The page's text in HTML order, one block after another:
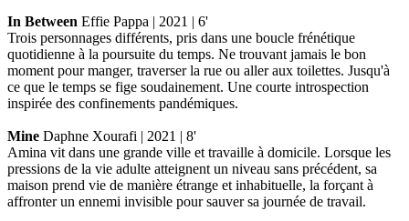
In Between Effie Pappa | 2021 | 6'
Trois personnages différents, pris dans une boucle frénétique
quotidienne à la poursuite du temps. Ne trouvant jamais le bon
moment pour manger, traverser la rue ou aller aux toilettes. Jusqu'à
ce que le temps se fige soudainement. Une courte introspection
inspirée des confinements pandémiques.
Mine Daphne Xourafi | 2021 | 8'
Amina vit dans une grande ville et travaille à domicile. Lorsque les
pressions de la vie adulte atteignent un niveau sans précédent, sa
maison prend vie de manière étrange et inhabituelle, la forçant à
affronter un ennemi invisible pour sauver sa journée de travail.